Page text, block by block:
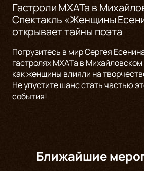
Гастроли МХАТа в
Спектакль «Женщины
открывает тайны поэта
Погрузитесь в мир Сергея
гастролях МХАТа в Михайловском
как женщины влияли на
Не упустите шанс стать частью
события!
Ближайшие